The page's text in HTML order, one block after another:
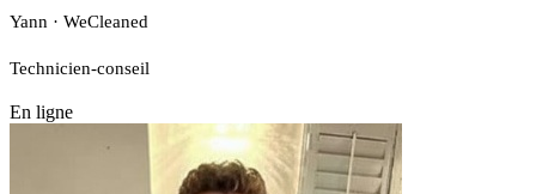
Yann · WeCleaned
Technicien-conseil
En ligne